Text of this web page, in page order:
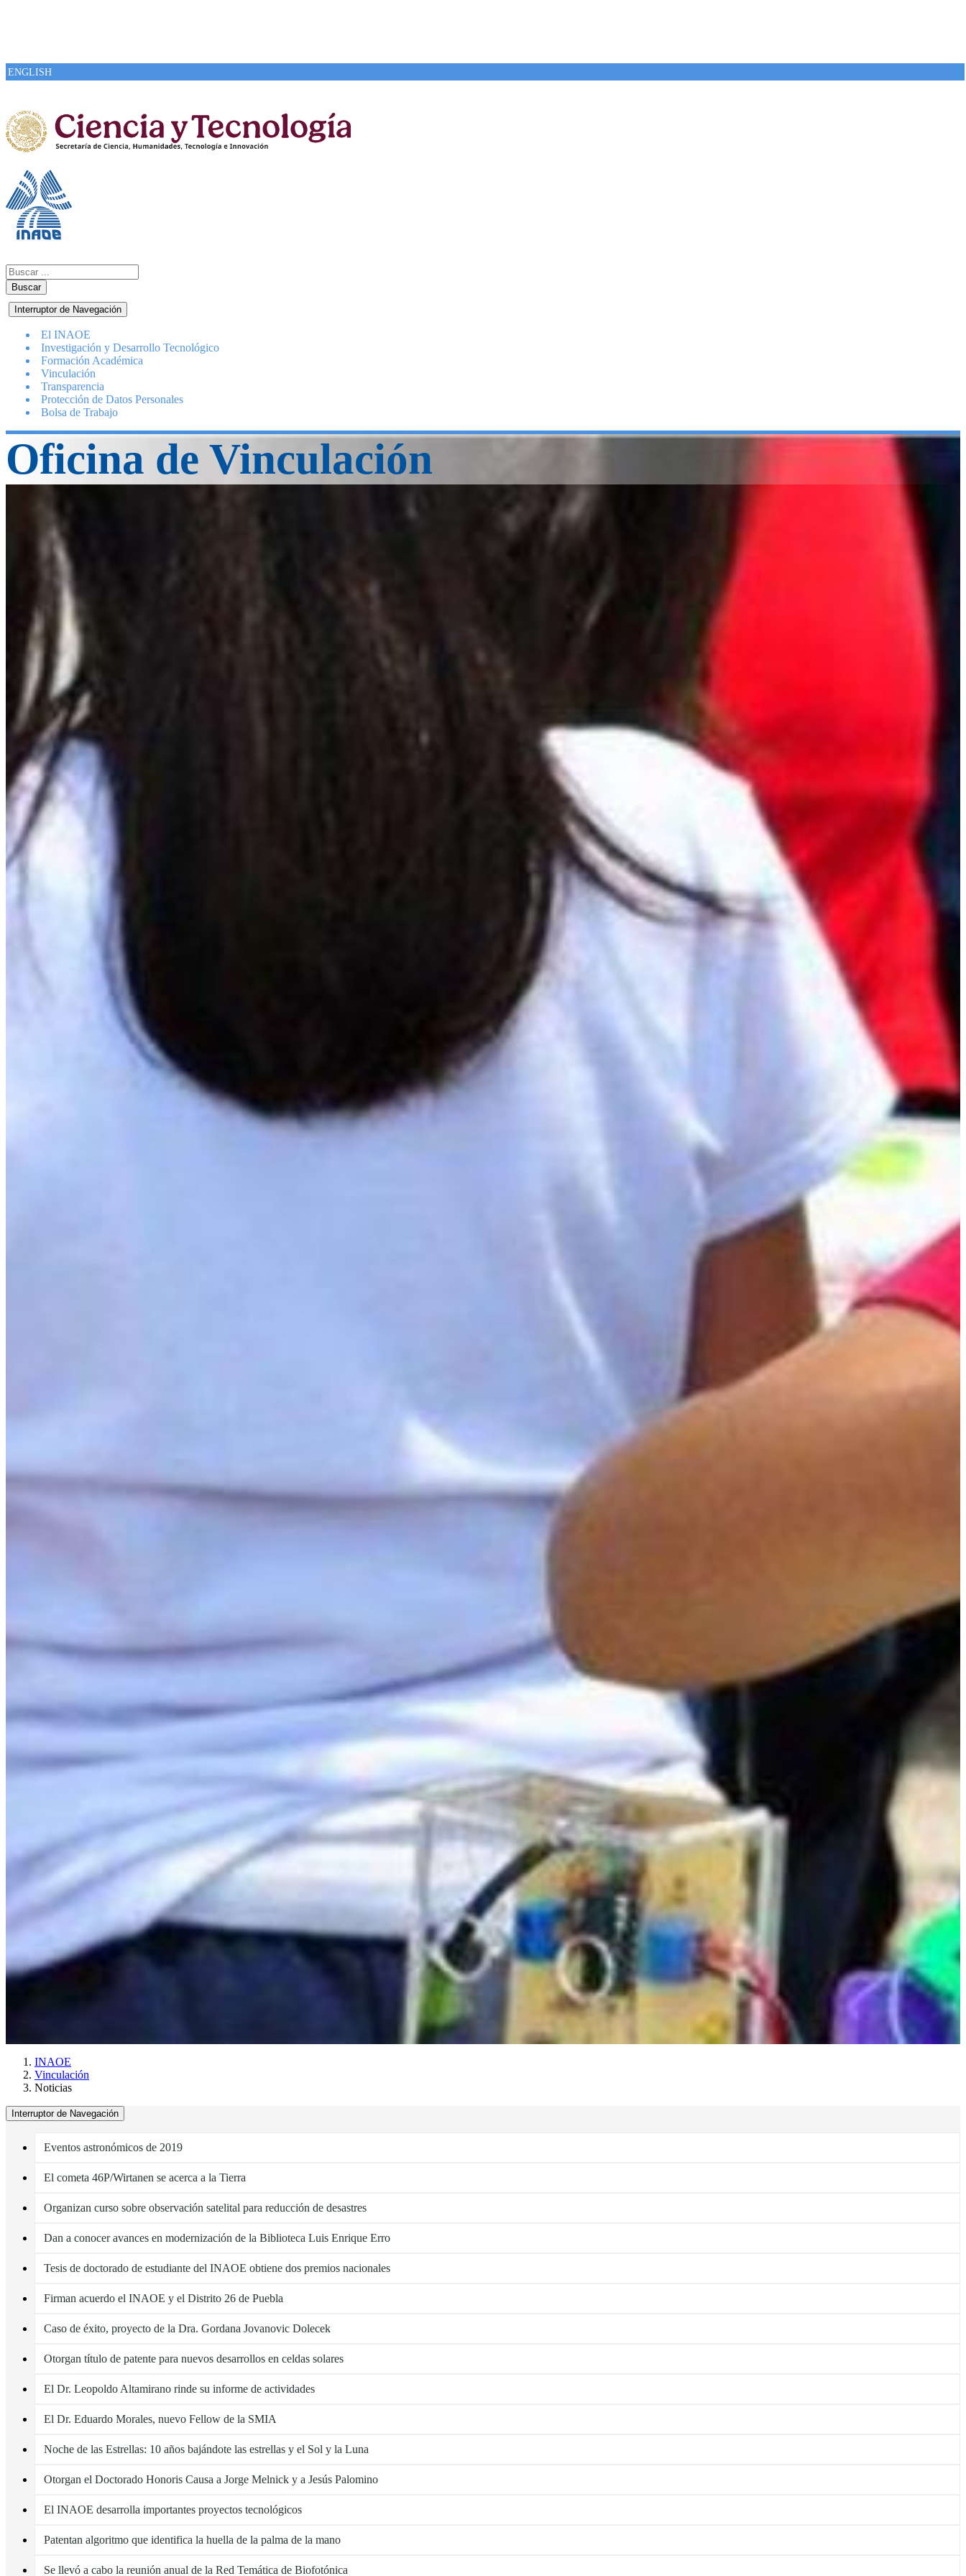
ENGLISH
Buscar
Interruptor de Navegación
El INAOE
Investigación y Desarrollo Tecnológico
Formación Académica
Vinculación
Transparencia
Protección de Datos Personales
Bolsa de Trabajo
Oficina de Vinculación
INAOE
Vinculación
Noticias
Interruptor de Navegación
Eventos astronómicos de 2019
El cometa 46P/Wirtanen se acerca a la Tierra
Organizan curso sobre observación satelital para reducción de desastres
Dan a conocer avances en modernización de la Biblioteca Luis Enrique Erro
Tesis de doctorado de estudiante del INAOE obtiene dos premios nacionales
Firman acuerdo el INAOE y el Distrito 26 de Puebla
Caso de éxito, proyecto de la Dra. Gordana Jovanovic Dolecek
Otorgan título de patente para nuevos desarrollos en celdas solares
El Dr. Leopoldo Altamirano rinde su informe de actividades
El Dr. Eduardo Morales, nuevo Fellow de la SMIA
Noche de las Estrellas: 10 años bajándote las estrellas y el Sol y la Luna
Otorgan el Doctorado Honoris Causa a Jorge Melnick y a Jesús Palomino
El INAOE desarrolla importantes proyectos tecnológicos
Patentan algoritmo que identifica la huella de la palma de la mano
Se llevó a cabo la reunión anual de la Red Temática de Biofotónica